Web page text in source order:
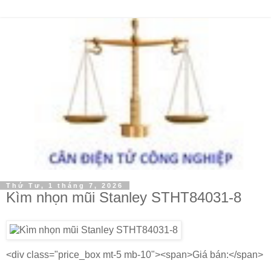
Thứ Tư, 1 tháng 7, 2026
Kìm nhọn mũi Stanley STHT84031-8
<div class="price_box mt-5 mb-10"><span>Giá bán:</span>